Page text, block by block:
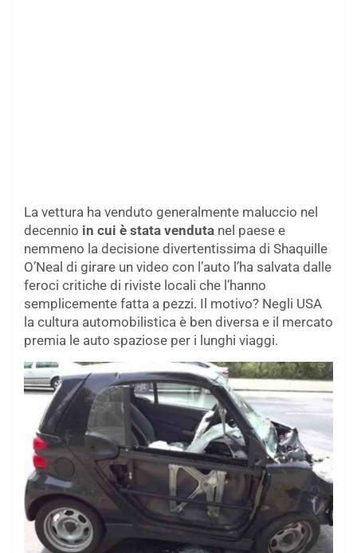
La vettura ha venduto generalmente maluccio nel
decennio in cui è stata venduta nel paese e
nemmeno la decisione divertentissima di Shaquille
O’Neal di girare un video con l’auto l’ha salvata dalle
feroci critiche di riviste locali che l’hanno
semplicemente fatta a pezzi. Il motivo? Negli USA
la cultura automobilistica è ben diversa e il mercato
premia le auto spaziose per i lunghi viaggi.